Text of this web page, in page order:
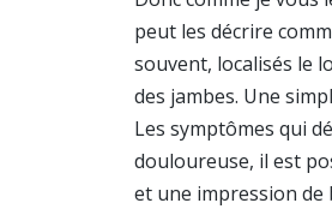
peut les décrire
souvent, localisés le
des jambes. Une
Les symptômes qui
douloureuse, il est
et une impression de